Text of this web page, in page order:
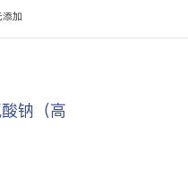
添加
钠（高